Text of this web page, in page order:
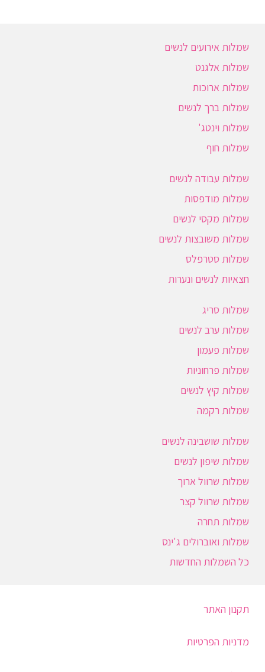
שמלות אירועים לנשים
שמלות אלגנט
שמלות ארוכות
שמלות ברך לנשים
שמלות וינטג'
שמלות חוף
שמלות עבודה לנשים
שמלות מודפסות
שמלות מקסי לנשים
שמלות משובצות לנשים
שמלות סטרפלס
חצאיות לנשים ונערות
שמלות סריג
שמלות ערב לנשים
שמלות פעמון
שמלות פרחוניות
שמלות קיץ לנשים
שמלות רקמה
שמלות שושבינה לנשים
שמלות שיפון לנשים
שמלות שרוול ארוך
שמלות שרוול קצר
שמלות תחרה
שמלות ואוברולים ג'ינס
כל השמלות החדשות
תקנון האתר
מדניות הפרטיות